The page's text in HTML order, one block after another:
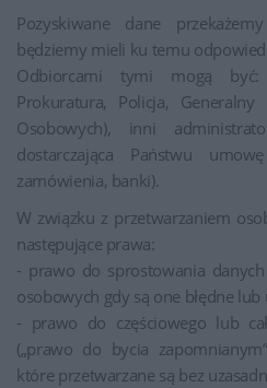
Pozyskiwane dane
będziemy mieli ku temu
Odbiorcami tymi mogą
Prokuratura, Policja,
Osobowych), inni
dostarczająca Państwu
zamówienia, banki).
W związku z przetwarzaniem
następujące prawa:
- prawo do sprostowania
osobowych gdy są one błędne lub
- prawo do częściowego lub
(„prawo do bycia
które przetwarzane są bez